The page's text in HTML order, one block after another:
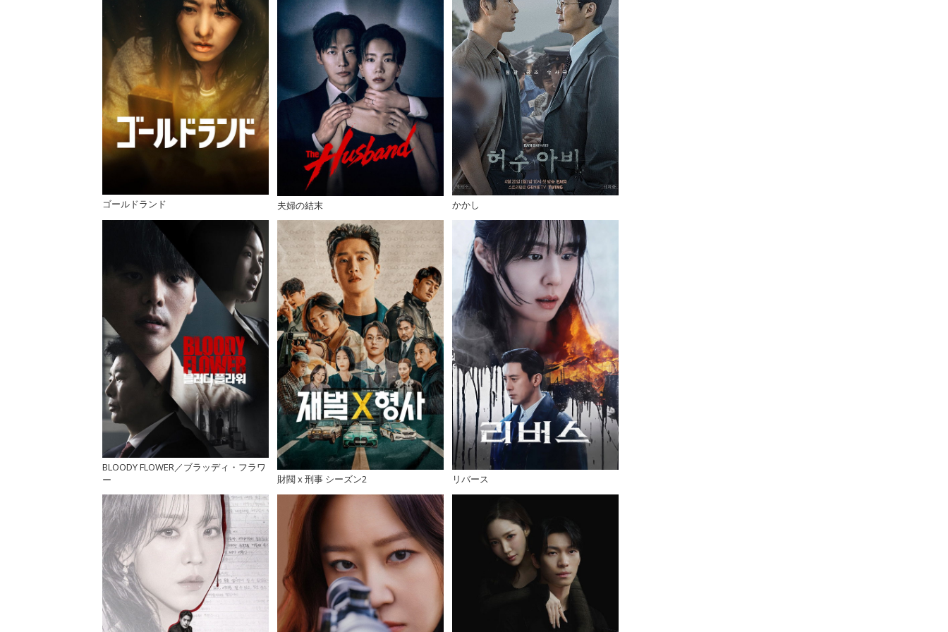
ゴールドランド 夫婦の結末 かかし
BLOODY FLOWER／ブラッディ・フラワ
ー
財閥 x 刑事 シーズン2 リバース